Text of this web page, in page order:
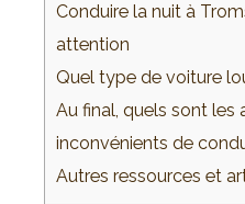
Conduire la nuit à
attention
Quel type de voiture
Au final, quels sont les
inconvénients de
Autres ressources et